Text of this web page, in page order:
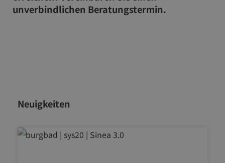
unverbindlichen Beratungstermin.
Neuigkeiten